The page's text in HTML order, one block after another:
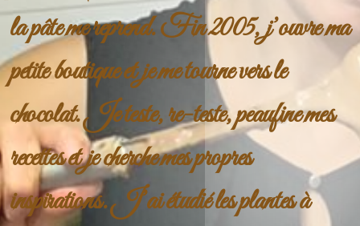
la pâte me reprend. Fin 2005, j’ouvre ma
petite boutique et je me tourne vers le
chocolat. Je teste, re-teste, peaufine mes
recettes et je cherche mes propres
inspirations. J’ai étudié les plantes à